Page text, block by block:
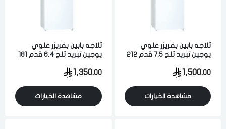
ثلاجه بابين بفريزر علوي
يوجين تبريد ثلج 7.5 قدم 212
1,500.00
مشاهدة الخيارات
ثلاجه بابين بفريزر علوي
يوجين تبريد ثلج 6.4 قدم 181
1,350.00
مشاهدة الخيارات